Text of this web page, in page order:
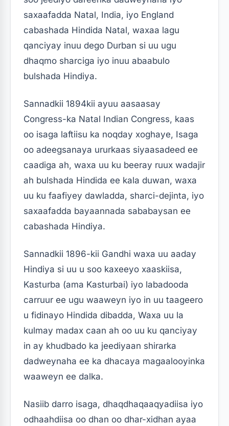
saxaafadda Natal, India, iyo England
cabashada Hindida Natal, waxaa lagu
qanciyay inuu dego Durban si uu ugu
dhaqmo sharciga iyo inuu abaabulo
bulshada Hindiya.
Sannadkii 1894kii ayuu aasaasay
Congress-ka Natal Indian Congress, kaas
oo isaga laftiisu ka noqday xoghaye, Isaga
oo adeegsanaya ururkaas siyaasadeed ee
caadiga ah, waxa uu ku beeray ruux wadajir
ah bulshada Hindida ee kala duwan, waxa
uu ku faafiyey dawladda, sharci-dejinta, iyo
saxaafadda bayaannada sababaysan ee
cabashada Hindiya.
Sannadkii 1896-kii Gandhi waxa uu aaday
Hindiya si uu u soo kaxeeyo xaaskiisa,
Kasturba (ama Kasturbai) iyo labadooda
carruur ee ugu waaweyn iyo in uu taageero
u fidinayo Hindida dibadda, Waxa uu la
kulmay madax caan ah oo uu ku qanciyay
in ay khudbado ka jeediyaan shirarka
dadweynaha ee ka dhacaya magaalooyinka
waaweyn ee dalka.
Nasiib darro isaga, dhaqdhaqaaqyadiisa iyo
odhaahdiisa oo dhan oo dhar-xidhan ayaa